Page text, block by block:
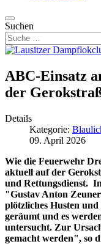
Suchen
ABC-Einsatz
der
Details
Kategorie:
09. April 2026
Wie die Feuerwehr
aktuell auf der
und Rettungsdienst.
"Gustav Anton
plötzliches Husten
geräumt und es
untersucht. Zur
gemacht werden", so